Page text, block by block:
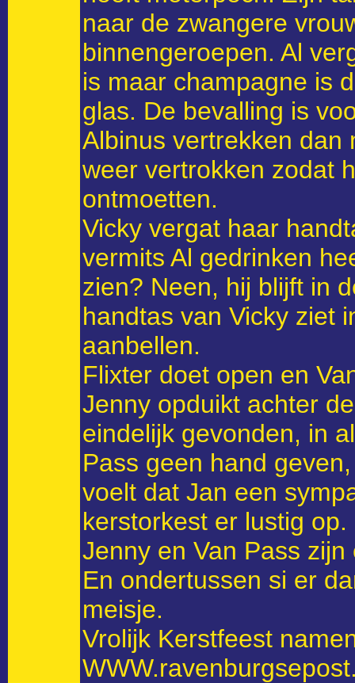
naar de zwangere
binnengeroepen. Al
is maar champagne is
glas. De bevalling is
Albinus vertrekken dan
weer vertrokken zodat
ontmoetten.
Vicky vergat haar
vermits Al gedrinken
zien? Neen, hij blijft in
handtas van Vicky ziet
aanbellen.
Flixter doet open en
Jenny opduikt achter
eindelijk gevonden, in
Pass geen hand
voelt dat Jan een
kerstorkest er lustig
Jenny en Van Pass
En ondertussen si er
meisje.
Vrolijk Kerstfeest